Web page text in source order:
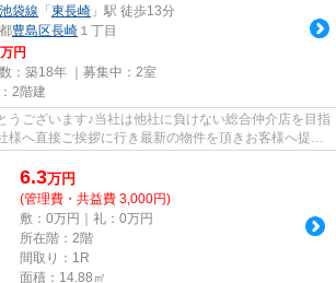
袋線 「 東長崎 」駅 徒歩13分
豊島区長崎 １丁目
万円
：築18年 ｜募集中： 2室
2階建
うございます♪当社は他社に負けない総合仲介店を目指
様へ直接ご挨拶に行き最新の物件を頂きお客様へ提供
6.3万円
(管理費・共益費 3,000円)
敷：0万円｜礼：0万円
所在階：2階
間取り：1R
面積：14.88㎡